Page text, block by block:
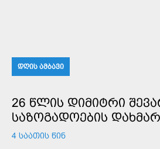
ᲓᲦᲘᲡ ᲐᲛᲑᲐᲕᲘ
26 ᲬᲚᲘᲡ ᲓᲘᲛᲘᲢᲠᲘ
ᲡᲐᲖᲝᲒᲐᲓᲝᲔᲑᲘᲡ
4 ᲡᲐᲐᲗᲘᲡ ᲬᲘᲜ